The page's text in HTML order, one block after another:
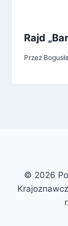
Rajd
Przez
© 2026